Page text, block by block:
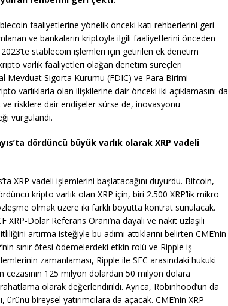
faaliyetlerine yönelik önceki katı rehberlerini geri
ve bankaların kriptoyla ilgili faaliyetlerini önceden
stablecoin işlemleri için getirilen ek denetim
varlık faaliyetleri olağan denetim süreçleri
Mevduat Sigorta Kurumu (FDIC) ve Para Birimi
varlıklarla olan ilişkilerine dair önceki iki açıklamasını da
ve risklere dair endişeler sürse de, inovasyonu
vurgulandı.
dördüncü büyük varlık olarak XRP vadeli
XRP vadeli işlemlerini başlatacağını duyurdu. Bitcoin,
kripto varlık olan XRP için, biri 2.500 XRP’lik mikro
olmak üzere iki farklı boyutta kontrat sunulacak.
Dolar Referans Oranı’na dayalı ve nakit uzlaşılı
artırma isteğiyle bu adımı attıklarını belirten CME’nin
sınır ötesi ödemelerdeki etkin rolü ve Ripple iş
zamanlaması, Ripple ile SEC arasındaki hukuki
cezasının 125 milyon dolardan 50 milyon dolara
olarak değerlendirildi. Ayrıca, Robinhood’un da
bireysel yatırımcılara da açacak. CME’nin XRP